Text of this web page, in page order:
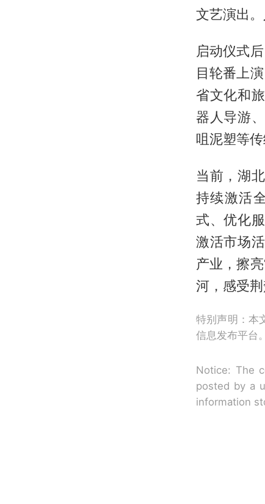
文艺演出
启动仪式
目轮番上
省文化和
器人导游
咀泥塑等
当前，湖
持续激活
式、优化
激活市场
产业，擦
河，感受荆
特别声明：本
信息发布平台。
Notice: The
posted by a
information